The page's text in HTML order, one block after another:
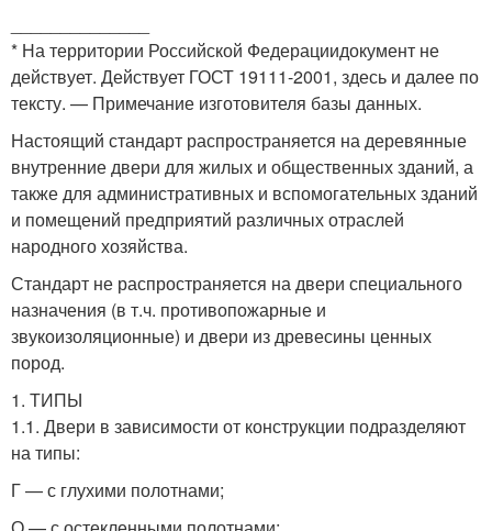
* На территории Российской Федерациидокумент не
действует. Действует ГОСТ 19111-2001, здесь и далее по
тексту. — Примечание изготовителя базы данных.
Настоящий стандарт распространяется на деревянные
внутренние двери для жилых и общественных зданий, а
также для административных и вспомогательных зданий
и помещений предприятий различных отраслей
народного хозяйства.
Стандарт не распространяется на двери специального
назначения (в т.ч. противопожарные и
звукоизоляционные) и двери из древесины ценных
пород.
1. ТИПЫ
1.1. Двери в зависимости от конструкции подразделяют
на типы:
Г — с глухими полотнами;